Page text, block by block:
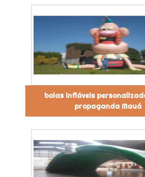
bolas infláveis
propaganda Mauá